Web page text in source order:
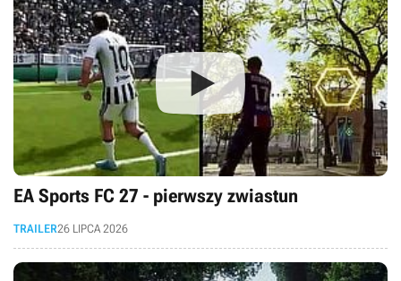
EA Sports FC 27 - pierwszy zwiastun
TRAILER26 LIPCA 2026